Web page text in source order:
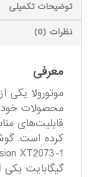
توضیحات تکمیلی
نظرات (0)
معرفی
موتورولا
محصولات خود
قابلیت‌های
گیگابایت